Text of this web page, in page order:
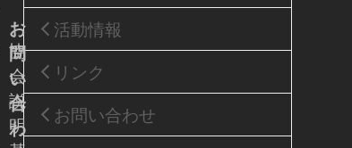
活動情報
リンク
お問い合わせ
協
会
説
明
お
問
い
合
わ